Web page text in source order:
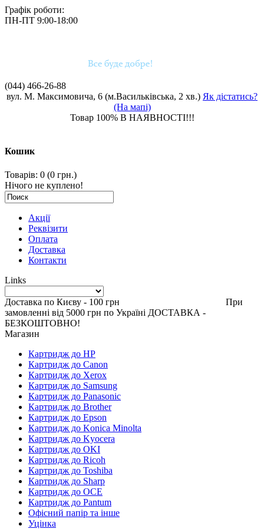
Графік роботи:
ПН-ПТ 9:00-18:00
(044) 466-26-88
вул. М. Максимовича, 6 (м.Васильківська, 2 хв.) Як дістатись?
(На мапі)
Товар 100% В НАЯВНОСТІ!!!
Кошик
Товарів: 0 (0 грн.)
Нічого не куплено!
Акції
Реквізити
Оплата
Доставка
Контакти
Links
Доставка по Києву - 100 грн При
замовленні від 5000 грн по Україні ДОСТАВКА -
БЕЗКОШТОВНО!
Магазин
Картридж до HP
Картридж до Canon
Картридж до Xerox
Картридж до Samsung
Картридж до Panasonic
Картридж до Brother
Картридж до Epson
Картридж до Konica Minolta
Картридж до Kyocera
Картридж до OKI
Картридж до Ricoh
Картридж до Toshiba
Картридж до Sharp
Картридж до OCE
Картридж до Pantum
Офісний папір та інше
Уцінка